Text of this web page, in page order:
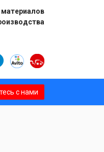
материалов
с нами